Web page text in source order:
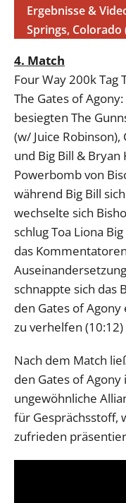
Ergebnisse &
Springs, Colorado
4. Match
Four Way 200k Tag
The Gates of
besiegten The
(w/ Juice
und Big Bill &
Powerbomb von
während Big Bill
wechselte sich
schlug Toa Liona
das
schnappte sich das
den Gates of
zu verhelfen (10:12)
Nach dem Match
den Gates of
ungewöhnliche
für Gesprächsstoff,
zufrieden